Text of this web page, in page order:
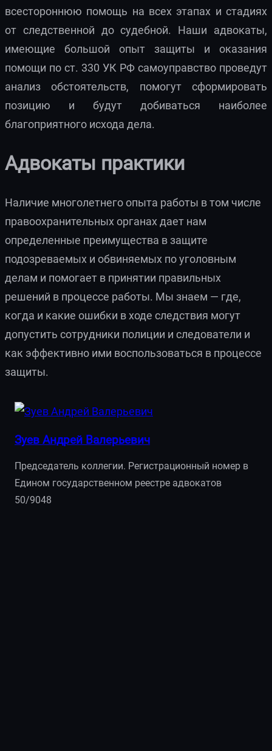
всестороннюю помощь на всех этапах и стадиях
от следственной до судебной. Наши адвокаты,
имеющие большой опыт защиты и оказания
помощи по ст. 330 УК РФ самоуправство проведут
анализ обстоятельств, помогут сформировать
позицию и будут добиваться наиболее
благоприятного исхода дела.
Адвокаты практики
Наличие многолетнего опыта работы в том числе
правоохранительных органах дает нам
определенные преимущества в защите
подозреваемых и обвиняемых по уголовным
делам и помогает в принятии правильных
решений в процессе работы. Мы знаем — где,
когда и какие ошибки в ходе следствия могут
допустить сотрудники полиции и следователи и
как эффективно ими воспользоваться в процессе
защиты.
Зуев Андрей Валерьевич
Председатель коллегии. Регистрационный номер в
Едином государственном реестре адвокатов
50/9048